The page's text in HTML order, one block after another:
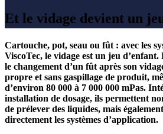
Et le vidage devient un
Cartouche, pot, seau ou fût : avec les
ViscoTec, le vidage est un jeu d’enfant.
le changement d’un fût après son
propre et sans gaspillage de produit,
d’environ 80 000 à 7 000 000 mPas.
installation de dosage, ils permettent
de prélever des liquides, mais
directement les systèmes d’application.